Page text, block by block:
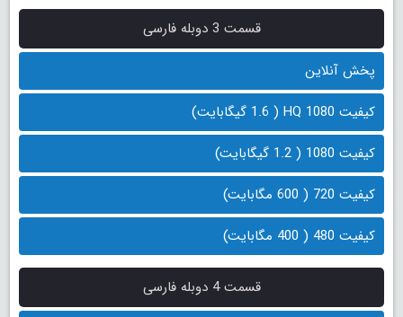
قسمت 3 دوبله فارسی
پخش آنلاین
کیفیت 1080 HQ ( 1.6 گیگابایت)
کیفیت 1080 ( 1.2 گیگابایت)
کیفیت 720 ( 600 مگابایت)
کیفیت 480 ( 400 مگابایت)
قسمت 4 دوبله فارسی